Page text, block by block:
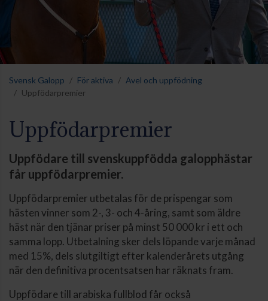
Svensk Galopp För aktiva
Avel och uppfödning
Uppfödarpremier
Uppfödarpremier
Uppfödare till svenskuppfödda galopphästar
får uppfödarpremier.
Uppfödarpremier utbetalas för de prispengar som
hästen vinner som 2-, 3- och 4-åring, samt som äldre
häst när den tjänar priser på minst 50 000 kr i ett och
samma lopp. Utbetalning sker dels löpande varje månad
med 15%, dels slutgiltigt efter kalenderårets utgång
när den definitiva procentsatsen har räknats fram.
Uppfödare till arabiska fullblod får också